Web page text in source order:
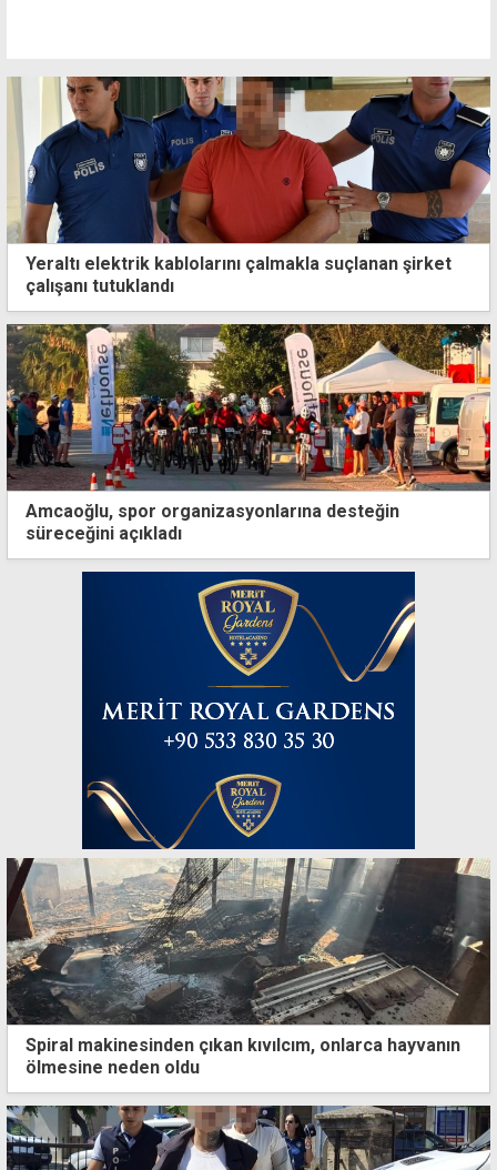
Yeraltı elektrik kablolarını çalmakla suçlanan şirket
çalışanı tutuklandı
Amcaoğlu, spor organizasyonlarına desteğin
süreceğini açıkladı
Spiral makinesinden çıkan kıvılcım, onlarca hayvanın
ölmesine neden oldu